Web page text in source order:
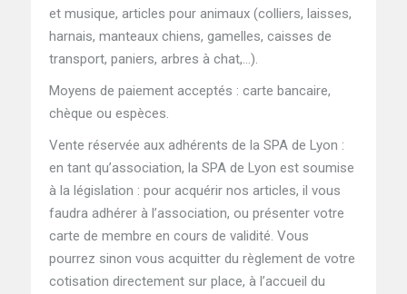
et musique, articles pour animaux (colliers, laisses,
harnais, manteaux chiens, gamelles, caisses de
transport, paniers, arbres à chat,…).
Moyens de paiement acceptés : carte bancaire,
chèque ou espèces.
Vente réservée aux adhérents de la SPA de Lyon :
en tant qu’association, la SPA de Lyon est soumise
à la législation : pour acquérir nos articles, il vous
faudra adhérer à l’association, ou présenter votre
carte de membre en cours de validité. Vous
pourrez sinon vous acquitter du règlement de votre
cotisation directement sur place, à l’accueil du